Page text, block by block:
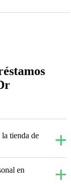
la tienda de
en